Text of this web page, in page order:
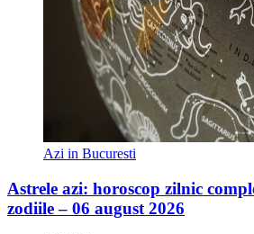
Azi in Bucuresti
Astrele azi: horoscop zilnic
zodiile – 06 august 2026